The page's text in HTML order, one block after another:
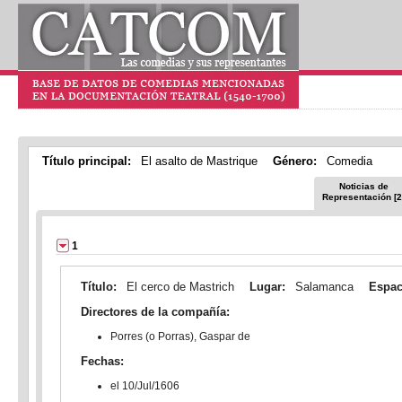
Título principal: El asalto de Mastrique Género: Comedia
Noticias de
Representación
1
Título: El cerco de Mastrich Lugar: Salamanca
Directores de la compañía:
Porres (o Porras), Gaspar de
Fechas:
el 10/Jul/1606